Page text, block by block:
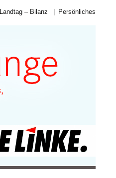
Landtag – Bilanz Persönliches